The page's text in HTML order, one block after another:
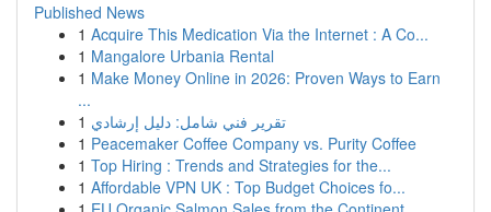
Published News
1 Acquire This Medication Via the Internet : A Co...
1 Mangalore Urbania Rental
1 Make Money Online in 2026: Proven Ways to Earn
...
1 تقرير فني شامل: دليل إرشادي
1 Peacemaker Coffee Company vs. Purity Coffee
1 Top Hiring : Trends and Strategies for the...
1 Affordable VPN UK : Top Budget Choices fo...